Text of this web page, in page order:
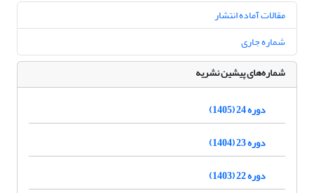
مقالات آماده انتشار
شماره جاری
شماره‌های پیشین نشریه
دوره 24 (1405)
دوره 23 (1404)
دوره 22 (1403)